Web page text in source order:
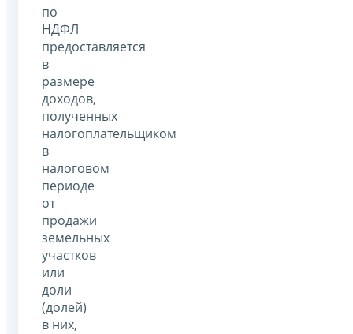
по
НДФЛ
предоставляется
в
размере
доходов,
полученных
налогоплательщиком
в
налоговом
периоде
от
продажи
земельных
участков
или
доли
(долей)
в них,